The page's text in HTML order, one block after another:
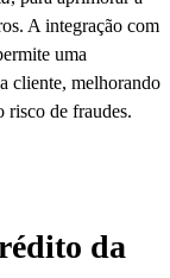
A integração com
uma
cliente, melhorando
risco de fraudes.
da